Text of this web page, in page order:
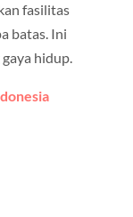
fasilitas
batas. Ini
hidup.